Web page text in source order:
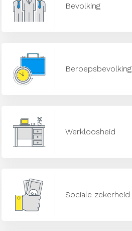
Bevolking
Beroepsbevolking
Werkloosheid
Sociale zekerheid